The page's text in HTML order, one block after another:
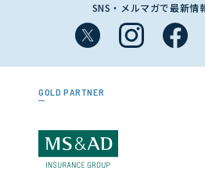
SNS・メルマガで最新情
GOLD PARTNER